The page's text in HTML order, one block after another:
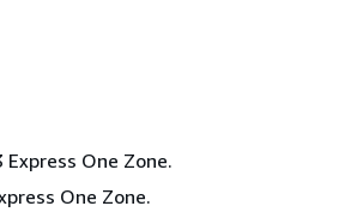
One Zone.
One Zone.